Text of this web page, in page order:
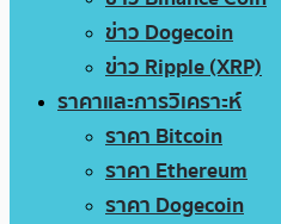
ข่าว Dogecoin
ข่าว Ripple (XRP)
ราคาและการวิเคราะห์
ราคา Bitcoin
ราคา Ethereum
ราคา Dogecoin